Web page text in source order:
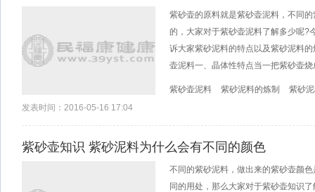
紫砂壶的原料就是紫砂壶泥料，不同
的，大家对于紫砂壶泥料了解多少呢?
诉大家紫砂泥料的特点以及紫砂泥料
壶泥料一、晶体性特点当一把紫砂壶烧
紫砂壶泥料 紫砂泥料的炼制
紫砂
发表时间：2016-05-16 17:04
紫砂壶知识 紫砂泥料为什么会有不同的颜色
不同的紫砂泥料，做出来的紫砂壶颜
同的用处，那么大家对于紫砂壶知识